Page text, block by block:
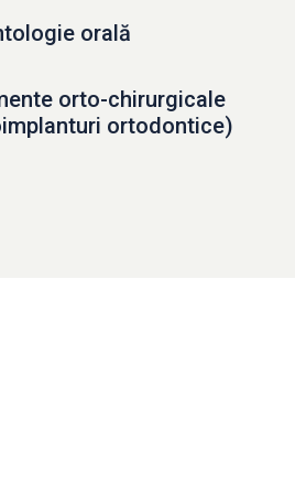
orală
orto-chirurgicale
ortodontice)